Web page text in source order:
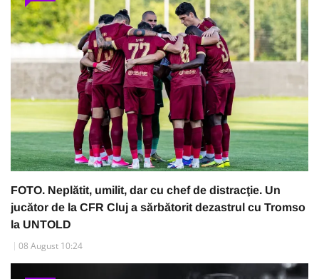
FOTO. Neplătit, umilit, dar cu chef de distracţie. Un
jucător de la CFR Cluj a sărbătorit dezastrul cu Tromso
la UNTOLD
08 August 10:24